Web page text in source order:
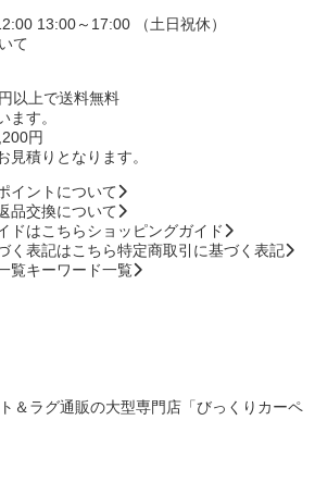
13:00～17:00 （土日祝休）
て
以上で送料無料
す。
円
積りとなります。
イントについて
品交換について
ショッピングガイド
特定商取引に基づく表記
キーワード一覧
＆ラグ通販の大型専門店「びっくりカーペ